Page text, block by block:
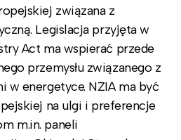
związana z
Legislacja przyjęta w
Act ma wspierać przede
przemysłu związanego z
w energetyce. NZIA ma być
na ulgi i preferencje
m.in. paneli